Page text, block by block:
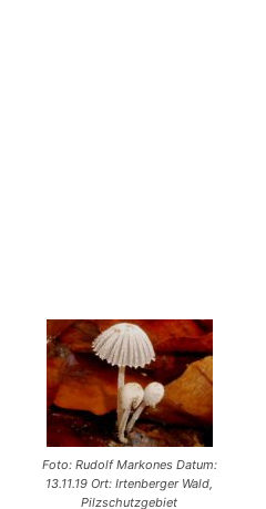
Foto: Rudolf Markones Datum:
13.11.19 Ort: Irtenberger Wald,
Pilzschutzgebiet